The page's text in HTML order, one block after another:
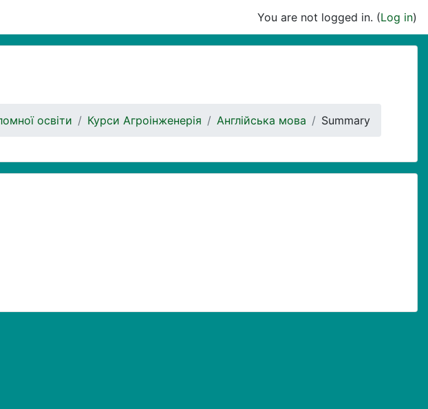
You are not logged in. (Log in)
освіти Курси Агроінженерія Англійська мова Summary